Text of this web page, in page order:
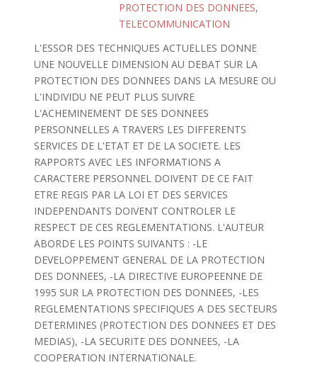
PROTECTION DES DONNEES,
TELECOMMUNICATION
L'ESSOR DES TECHNIQUES ACTUELLES DONNE
UNE NOUVELLE DIMENSION AU DEBAT SUR LA
PROTECTION DES DONNEES DANS LA MESURE OU
L'INDIVIDU NE PEUT PLUS SUIVRE
L'ACHEMINEMENT DE SES DONNEES
PERSONNELLES A TRAVERS LES DIFFERENTS
SERVICES DE L'ETAT ET DE LA SOCIETE. LES
RAPPORTS AVEC LES INFORMATIONS A
CARACTERE PERSONNEL DOIVENT DE CE FAIT
ETRE REGIS PAR LA LOI ET DES SERVICES
INDEPENDANTS DOIVENT CONTROLER LE
RESPECT DE CES REGLEMENTATIONS. L'AUTEUR
ABORDE LES POINTS SUIVANTS : -LE
DEVELOPPEMENT GENERAL DE LA PROTECTION
DES DONNEES, -LA DIRECTIVE EUROPEENNE DE
1995 SUR LA PROTECTION DES DONNEES, -LES
REGLEMENTATIONS SPECIFIQUES A DES SECTEURS
DETERMINES (PROTECTION DES DONNEES ET DES
MEDIAS), -LA SECURITE DES DONNEES, -LA
COOPERATION INTERNATIONALE.